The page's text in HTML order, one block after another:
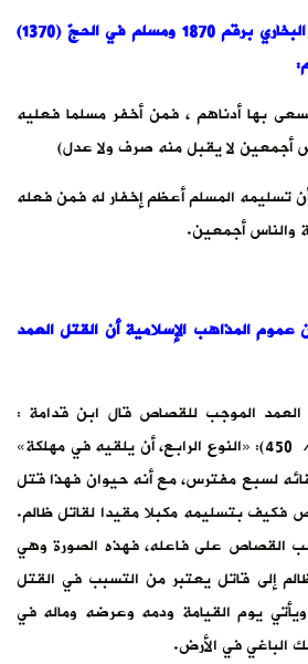
10_ جاء في الحديث في البخاري برقم 1870 ومسلم في الحجّ (1370)
بها أدناهم ، فمن أخفر مسلما فعليه
أجمعين لا يقبل منه صرف ولا عدل)
تسليمه المسلم أعظم إخفار له فمن فعله
والناس أجمعين.
عموم المذاهب الإسلامية أن القتل العمد
الموجب للقصاص قال ابن قدامة :
«المغني» لابن قدامة (11/ 450): «النوع الرابع، أن يلقيه في مهلكة»
لسبع مفترس، مع أنه حيوان فهذا قتل
بتسليمه مكبلا مقيدا لقاتل ظالم.
القصاص على فاعله، فهذه الصورة وهي
إلى قاتل يعتبر من التسبب في القتل
يوم القيامة ودمه وعرضه وماله في
الباغي في الأرض.